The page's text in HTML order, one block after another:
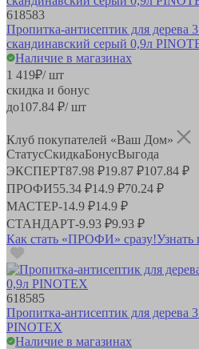
618583
Пропитка-антисептик для дерева
скандинавский серый 0,9л
Наличие в магазинах
1 419₽/ шт
скидка и бонус
до107.84 ₽/ шт
Клуб покупателей «Ваш Дом»
СтатусСкидкаБонусВыгода
ЭКСПЕРТ87.98 ₽19.87 ₽107.84 ₽
ПРОФИ55.34 ₽14.9 ₽70.24 ₽
МАСТЕР-14.9 ₽14.9 ₽
СТАНДАРТ-9.93 ₽9.93 ₽
Как стать «ПРОФИ» сразу!Узнать
618585
Пропитка-антисептик для дерева
PINOTEX
Наличие в магазинах